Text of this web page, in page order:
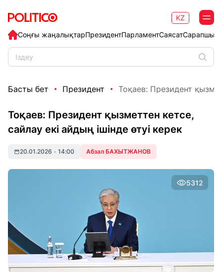
Соңғы жаңалықтарПрезидентПарламентСаясат
KZ
Басты бет Президент Тоқаев: Президент
Тоқаев: Президент қызметтен кетсе,
сайлау екі айдың ішінде өтуі керек
20.01.2026 • 14:00 Абзал БАХЫТЖАНОВ
5312